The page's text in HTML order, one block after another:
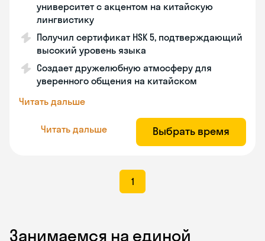
университет с акцентом на китайскую
лингвистику
Получил сертификат HSK 5, подтверждающий
высокий уровень языка
Создает дружелюбную атмосферу для
уверенного общения на китайском
Читать дальше
Читать дальше Выбрать время
1
Занимаемся на единой